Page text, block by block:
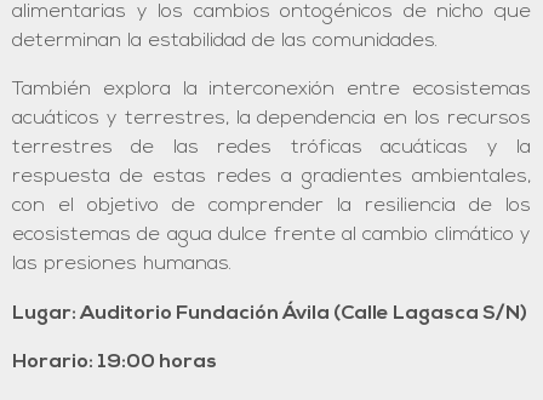
alimentarias y los cambios ontogénicos de nicho que
determinan la estabilidad de las comunidades.
También explora la interconexión entre ecosistemas
acuáticos y terrestres, la dependencia en los recursos
terrestres de las redes tróficas acuáticas y la
respuesta de estas redes a gradientes ambientales,
con el objetivo de comprender la resiliencia de los
ecosistemas de agua dulce frente al cambio climático y
las presiones humanas.
Lugar: Auditorio Fundación Ávila (Calle Lagasca S/N)
Horario: 19:00 horas